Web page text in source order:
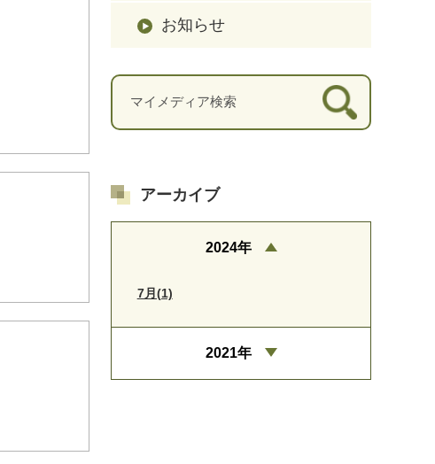
お知らせ
アーカイブ
2024年
7月(1)
2021年